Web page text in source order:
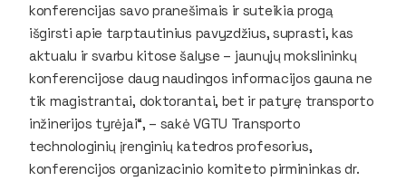
konferencijas savo pranešimais ir suteikia progą
išgirsti apie tarptautinius pavyzdžius, suprasti, kas
aktualu ir svarbu kitose šalyse – jaunųjų mokslininkų
konferencijose daug naudingos informacijos gauna ne
tik magistrantai, doktorantai, bet ir patyrę transporto
inžinerijos tyrėjai“, – sakė VGTU Transporto
technologinių įrenginių katedros profesorius,
konferencijos organizacinio komiteto pirmininkas dr.